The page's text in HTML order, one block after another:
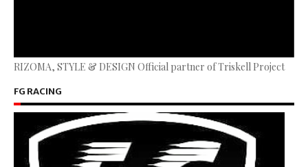
RIZOMA, STYLE & DESIGN Official partner of Triskell Project
FG RACING